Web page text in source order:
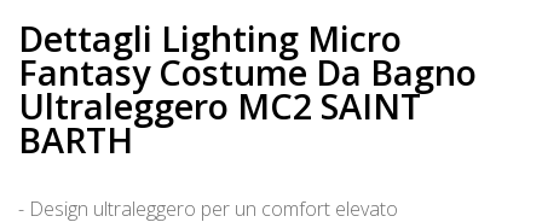
Dettagli Lighting Micro
Fantasy Costume Da Bagno
Ultraleggero MC2 SAINT
BARTH
- Design ultraleggero per un comfort elevato